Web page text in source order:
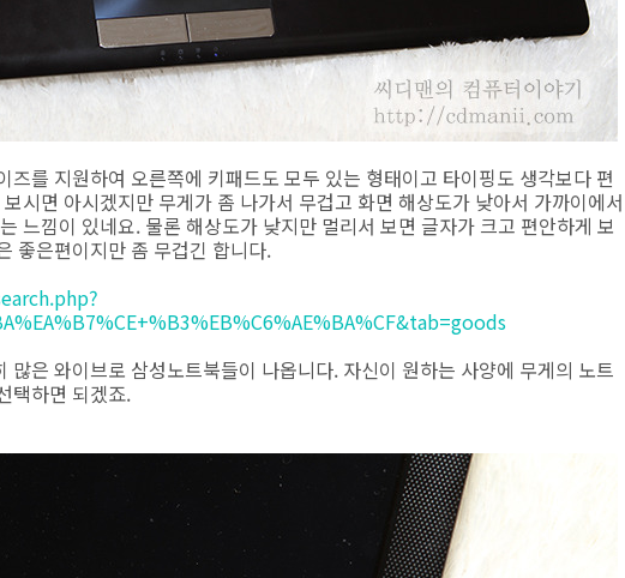
즈를 지원하여 오른쪽에 키패드도 모두 있는 형태이고 타이핑도 생각보다 편
시면 아시겠지만 무게가 좀 나가서 무겁고 화면 해상도가 낮아서 가까이에서
느낌이 있네요. 물론 해상도가 낮지만 멀리서 보면 글자가 크고 편안하게 보
좋은편이지만 좀 무겁긴 합니다.
많은 와이브로 삼성노트북들이 나옵니다. 자신이 원하는 사양에 무게의 노트
택하면 되겠죠.